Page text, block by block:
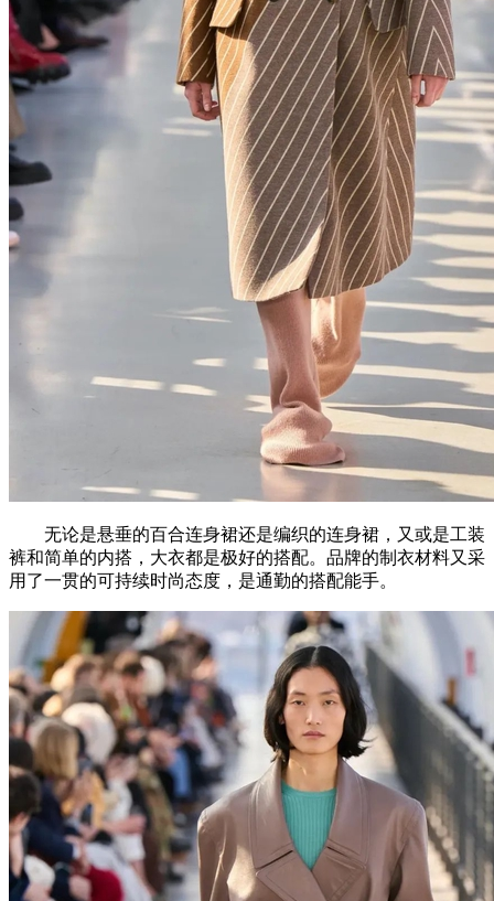
无论是悬垂的百合连身裙还是编织的连身裙，又或是工装
裤和简单的内搭，大衣都是极好的搭配。品牌的制衣材料又采
用了一贯的可持续时尚态度，是通勤的搭配能手。